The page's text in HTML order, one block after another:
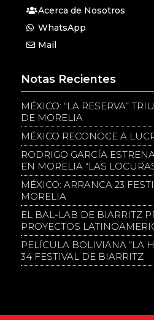
Acerca de Nosotros
WhatsApp
Mail
Notas Recientes
MÉXICO: “LA RESERVA”
DE MORELIA
MÉXICO RECONOCE A
RODRIGO GARCÍA
EN MORELIA “LAS
MÉXICO: ARRANCA 23
MORELIA
EL BAL-LAB DE BIARRITZ
PROYECTOS
PELÍCULA BOLIVIANA “LA
34 FESTIVAL DE BIARRITZ